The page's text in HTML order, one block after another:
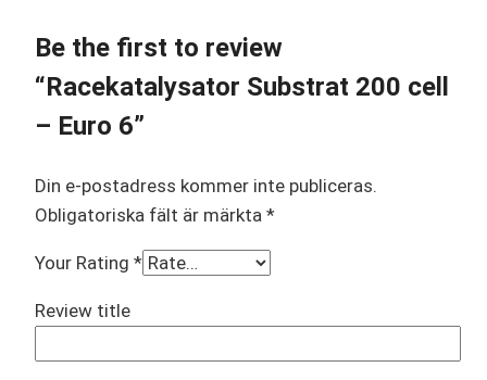
Be the first to review
“Racekatalysator Substrat 200 cell
– Euro 6”
Din e-postadress kommer inte publiceras.
Obligatoriska fält är märkta *
Your Rating *
Review title